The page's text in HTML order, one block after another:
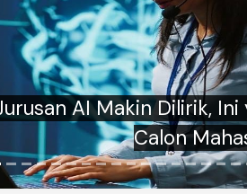
Update Yank Wes Yank
Pria Jadi